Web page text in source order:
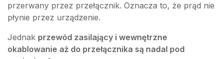
przerwany przez przełącznik. Oznacza to, że prąd nie
płynie przez urządzenie.
Jednak przewód zasilający i wewnętrzne
okablowanie aż do przełącznika są nadal pod